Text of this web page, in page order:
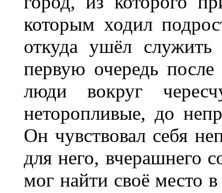
которым ходил
откуда ушёл
первую очередь
люди вокруг
неторопливые, до
Он чувствовал себя
для него, вчерашнего
мог найти своё место